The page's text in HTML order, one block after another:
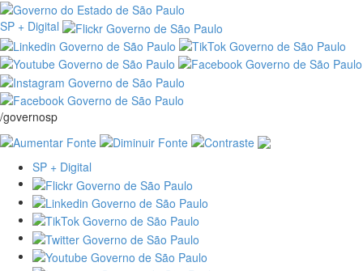
SP + Digital
/governosp
SP + Digital